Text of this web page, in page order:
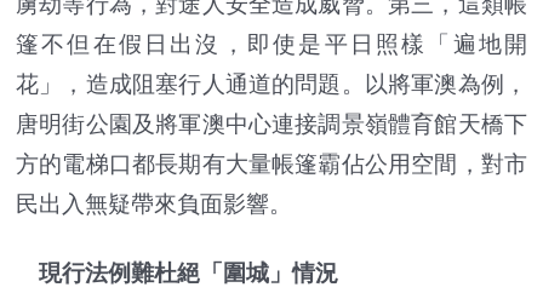
篷不但在假日出沒，即使是平日照樣「遍地開
花」，造成阻塞行人通道的問題。以將軍澳為例，
唐明街公園及將軍澳中心連接調景嶺體育館天橋下
方的電梯口都長期有大量帳篷霸佔公用空間，對市
民出入無疑帶來負面影響。
現行法例難杜絕「圍城」情況